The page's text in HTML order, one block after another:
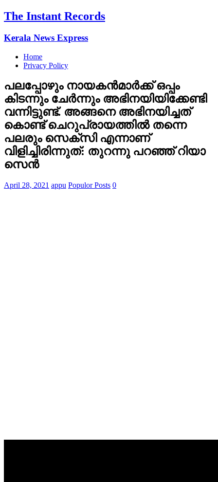
The Instant Records
Kerala News Express
Home
Privacy Policy
പലപ്പോഴും നായകൻമാർക്ക് ഒപ്പം
കിടന്നും ചേർന്നും അഭിനയിയിക്കേണ്ടി
വന്നിട്ടുണ്ട്. അങ്ങനെ അഭിനയിച്ചത്
കൊണ്ട് ചെറുപ്രായത്തിൽ തന്നെ
പലരും സെക്സി എന്നാണ്
വിളിച്ചിരിന്നുത്: തുറന്നു പറഞ്ഞ് റിയാ
സെൻ
April 28, 2021 appu Populor Posts 0